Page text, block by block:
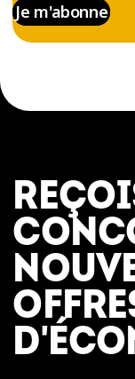
Je m'abonne